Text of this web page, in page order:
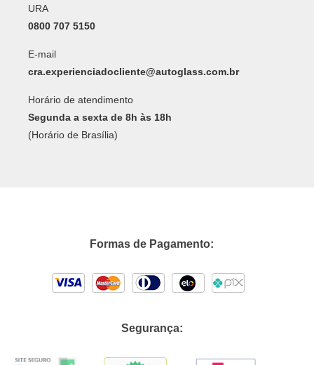
URA
0800 707 5150
E-mail
cra.experienciadocliente@autoglass.com.br
Horário de atendimento
Segunda a sexta de 8h às 18h
(Horário de Brasília)
Formas de Pagamento:
Segurança: